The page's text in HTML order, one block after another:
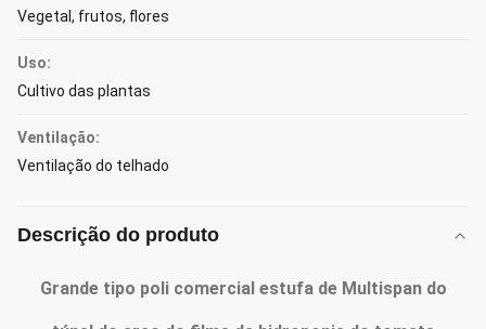
Vegetal, frutos, flores
Uso:
Cultivo das plantas
Ventilação:
Ventilação do telhado
Descrição do produto
Grande tipo poli comercial estufa de Multispan do